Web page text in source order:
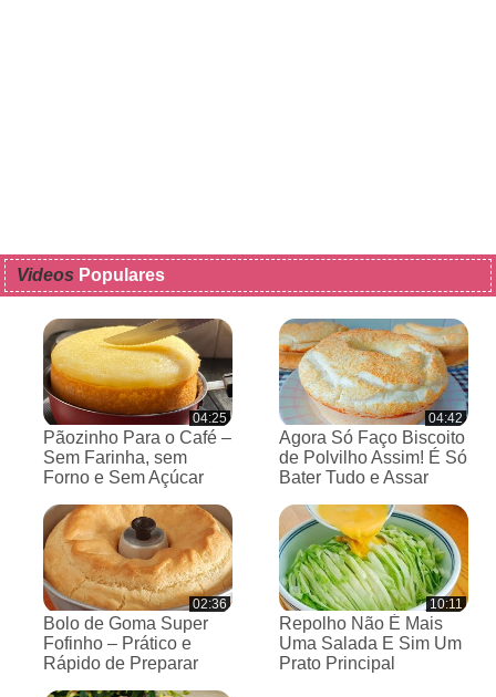
Videos Populares
04:25
Pãozinho Para o Café –
Sem Farinha, sem
Forno e Sem Açúcar
04:42
Agora Só Faço Biscoito
de Polvilho Assim! É Só
Bater Tudo e Assar
02:36
Bolo de Goma Super
Fofinho – Prático e
Rápido de Preparar
10:11
Repolho Não É Mais
Uma Salada E Sim Um
Prato Principal